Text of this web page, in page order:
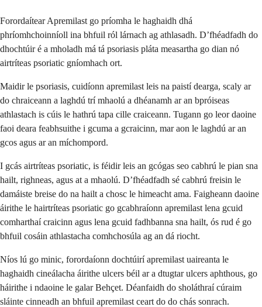
Forordaítear Apremilast go príomha le haghaidh dhá
phríomhchoinníoll ina bhfuil ról lárnach ag athlasadh. D’fhéadfadh do
dhochtúir é a mholadh má tá psoriasis pláta measartha go dian nó
airtríteas psoriatic gníomhach ort.
Maidir le psoriasis, cuidíonn apremilast leis na paistí dearga, scaly ar
do chraiceann a laghdú trí mhaolú a dhéanamh ar an bpróiseas
athlastach is cúis le hathrú tapa cille craiceann. Tugann go leor daoine
faoi deara feabhsuithe i gcuma a gcraicinn, mar aon le laghdú ar an
gcos agus ar an míchompord.
I gcás airtríteas psoriatic, is féidir leis an gcógas seo cabhrú le pian sna
hailt, righneas, agus at a mhaolú. D’fhéadfadh sé cabhrú freisin le
damáiste breise do na hailt a chosc le himeacht ama. Faigheann daoine
áirithe le hairtríteas psoriatic go gcabhraíonn apremilast lena gcuid
comharthaí craicinn agus lena gcuid fadhbanna sna hailt, ós rud é go
bhfuil cosáin athlastacha comhchosúla ag an dá riocht.
Níos lú go minic, forordaíonn dochtúirí apremilast uaireanta le
haghaidh cineálacha áirithe ulcers béil ar a dtugtar ulcers aphthous, go
háirithe i ndaoine le galar Behçet. Déanfaidh do sholáthraí cúraim
sláinte cinneadh an bhfuil apremilast ceart do do chás sonrach.